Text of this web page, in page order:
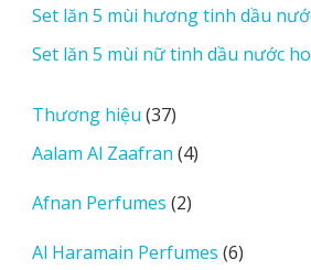
Set lăn 5 mùi hương tinh dầu
Set lăn 5 mùi nữ tinh dầu nước
Thương hiệu 3737
sản
phẩm
Aalam Al Zaafran 44
Afnan Perfumes 22
phẩm
Al Haramain Perfumes 66